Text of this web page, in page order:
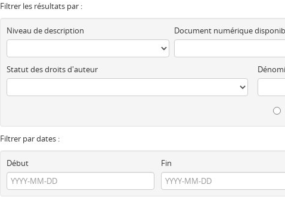
Filtrer les résultats par :
Niveau de description Document numérique
Statut des droits d'auteur
Filtrer par dates :
Début
Fin